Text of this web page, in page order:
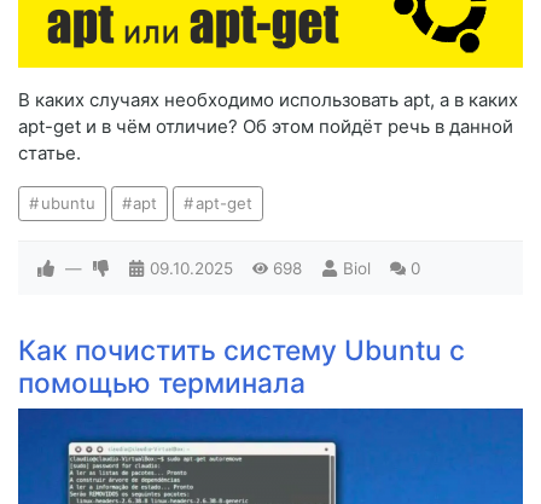
В каких случаях необходимо использовать apt, а в каких
apt-get и в чём отличие? Об этом пойдёт речь в данной
статье.
ubuntu apt apt-get
— 09.10.2025 698 Biol 0
Как почистить систему Ubuntu с
помощью терминала